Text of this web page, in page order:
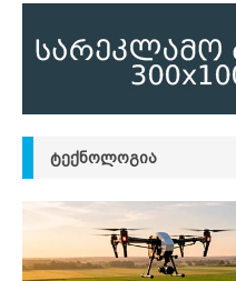
ᲢᲔᲥᲜᲝᲚᲝᲒᲘᲐ